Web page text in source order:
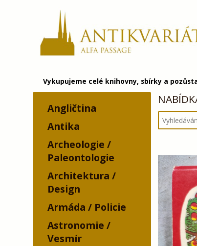
Vykupujeme celé knihovny, sbírky a
Angličtina
Antika
Archeologie /
Paleontologie
Architektura /
Design
Armáda / Policie
Astronomie /
Vesmír